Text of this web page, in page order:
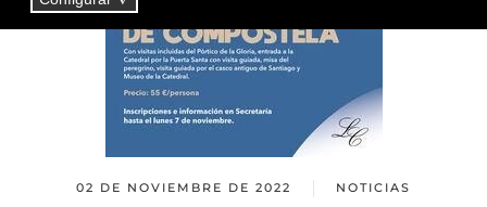
02 DE NOVIEMBRE DE 2022 NOTICIAS